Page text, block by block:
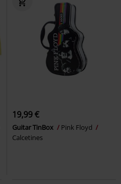
19,99 €
Guitar TinBox
Pink Floyd
Calcetines